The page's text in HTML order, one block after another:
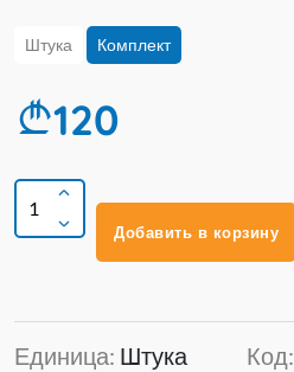
Штука Комплект
120
Добавить в корзину
Единица: Штука
Код: